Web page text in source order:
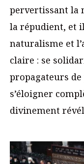
pervertissant la
la répudient, et
naturalisme et
claire : se
propagateurs de
s’éloigner
divinement